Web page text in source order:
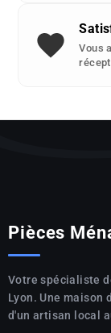
Vous
Pièces
Votre spécialiste
Lyon. Une maison
d'un artisan local